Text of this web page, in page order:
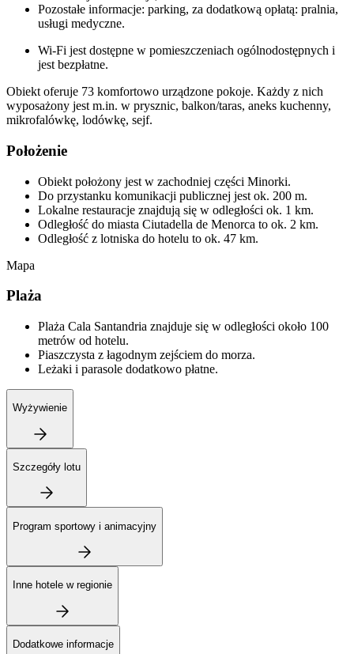
Pozostałe informacje: parking, za dodatkową opłatą: pralnia,
usługi medyczne.
Wi-Fi jest dostępne w pomieszczeniach ogólnodostępnych i
jest bezpłatne.
Obiekt oferuje 73 komfortowo urządzone pokoje. Każdy z nich
wyposażony jest m.in. w prysznic, balkon/taras, aneks kuchenny,
mikrofalówkę, lodówkę, sejf.
Położenie
Obiekt położony jest w zachodniej części Minorki.
Do przystanku komunikacji publicznej jest ok. 200 m.
Lokalne restauracje znajdują się w odległości ok. 1 km.
Odległość do miasta Ciutadella de Menorca to ok. 2 km.
Odległość z lotniska do hotelu to ok. 47 km.
Mapa
Plaża
Plaża Cala Santandria znajduje się w odległości około 100
metrów od hotelu.
Piaszczysta z łagodnym zejściem do morza.
Leżaki i parasole dodatkowo płatne.
Wyżywienie
Szczegóły lotu
Program sportowy i animacyjny
Inne hotele w regionie
Dodatkowe informacje